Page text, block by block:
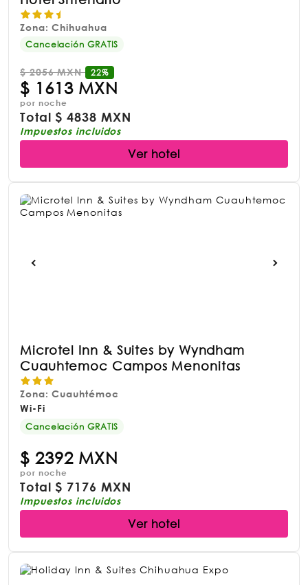
Zona: Chihuahua
Cancelación GRATIS
$2056 MXN 22%
$ 1613 MXN
por noche
Total$4838 MXN
Impuestos incluidos
Ver hotel
Microtel Inn & Suites by Wyndham
Cuauhtemoc Campos Menonitas
Zona: Cuauhtémoc
Wi-Fi
Cancelación GRATIS
$ 2392 MXN
por noche
Total$ 7176 MXN
Impuestos incluidos
Ver hotel